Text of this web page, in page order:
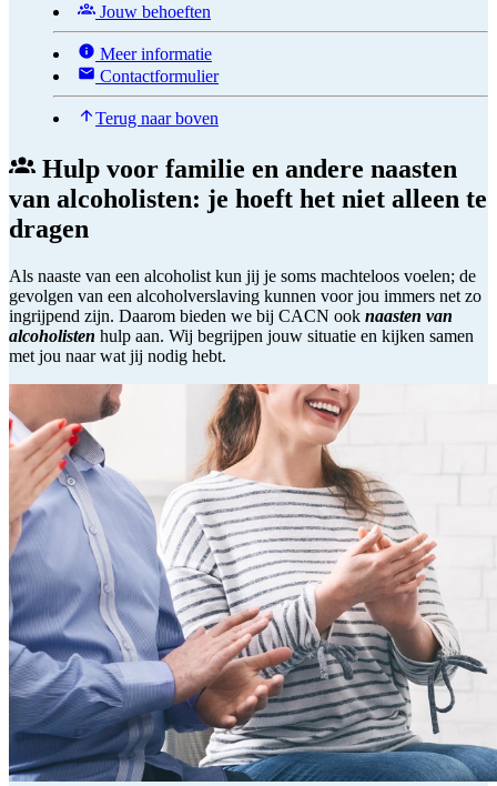
Jouw behoeften
Meer informatie
Contactformulier
Terug naar boven
Hulp voor familie en andere naasten
van alcoholisten: je hoeft het niet alleen te
dragen
Als naaste van een alcoholist kun jij je soms machteloos voelen; de
gevolgen van een alcoholverslaving kunnen voor jou immers net zo
ingrijpend zijn. Daarom bieden we bij CACN ook naasten van
alcoholisten hulp aan. Wij begrijpen jouw situatie en kijken samen
met jou naar wat jij nodig hebt.